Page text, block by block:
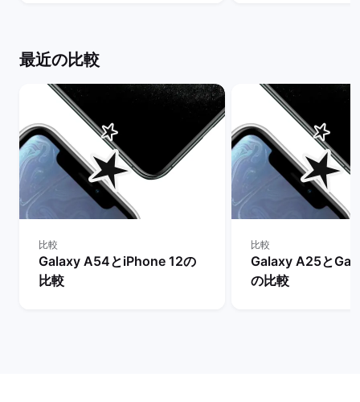
最近の比較
比較
Galaxy A54とiPhone 12の
比較
比較
Galaxy A25と
の比較